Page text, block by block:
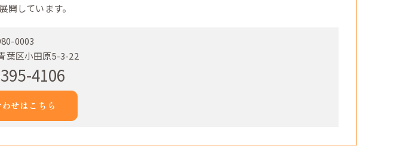
開しています。
0003
葉区小田原5-3-22
4106
せはこちら